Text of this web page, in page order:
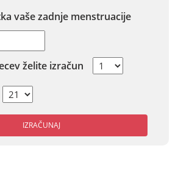
vaše zadnje menstruacije
želite izračun
IZRAČUNAJ